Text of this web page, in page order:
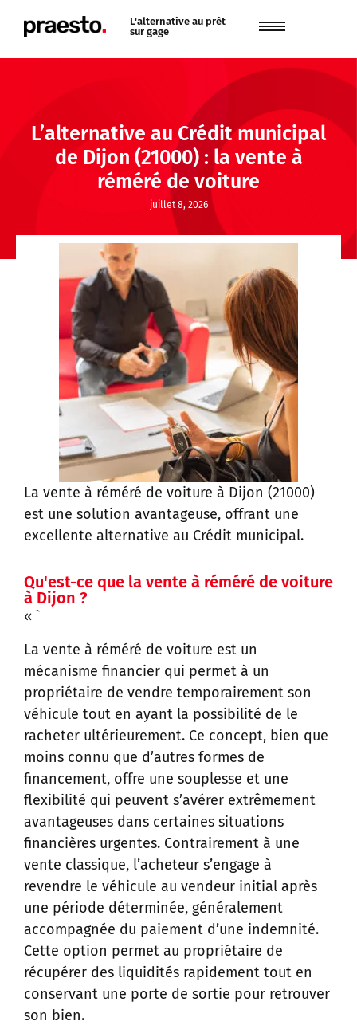
L'alternative au prêt
sur gage
L’alternative au Crédit municipal
de Dijon (21000) : la vente à
réméré de voiture
juillet 8, 2026
La vente à réméré de voiture à Dijon (21000)
est une solution avantageuse, offrant une
excellente alternative au Crédit municipal.
Qu'est-ce que la vente à réméré de voiture
à Dijon ?
« `
La vente à réméré de voiture est un
mécanisme financier qui permet à un
propriétaire de vendre temporairement son
véhicule tout en ayant la possibilité de le
racheter ultérieurement. Ce concept, bien que
moins connu que d’autres formes de
financement, offre une souplesse et une
flexibilité qui peuvent s’avérer extrêmement
avantageuses dans certaines situations
financières urgentes. Contrairement à une
vente classique, l’acheteur s’engage à
revendre le véhicule au vendeur initial après
une période déterminée, généralement
accompagnée du paiement d’une indemnité.
Cette option permet au propriétaire de
récupérer des liquidités rapidement tout en
conservant une porte de sortie pour retrouver
son bien.